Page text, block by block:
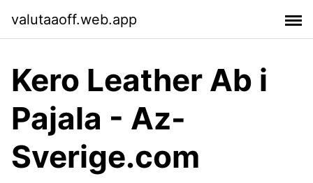
valutaaoff.web.app
Kero Leather Ab i
Pajala - Az-
Sverige.com